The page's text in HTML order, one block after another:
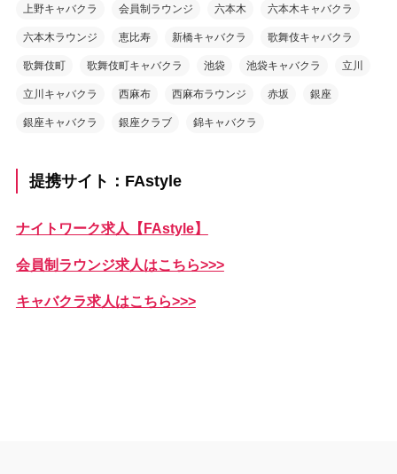
上野キャバクラ 会員制ラウンジ 六本木 六本木キャバクラ
六本木ラウンジ 恵比寿 新橋キャバクラ 歌舞伎キャバクラ
歌舞伎町 歌舞伎町キャバクラ 池袋 池袋キャバクラ 立川
立川キャバクラ 西麻布 西麻布ラウンジ 赤坂 銀座
銀座キャバクラ 銀座クラブ 錦キャバクラ
提携サイト：FAstyle
ナイトワーク求人【FAstyle】
会員制ラウンジ求人はこちら>>>
キャバクラ求人はこちら>>>